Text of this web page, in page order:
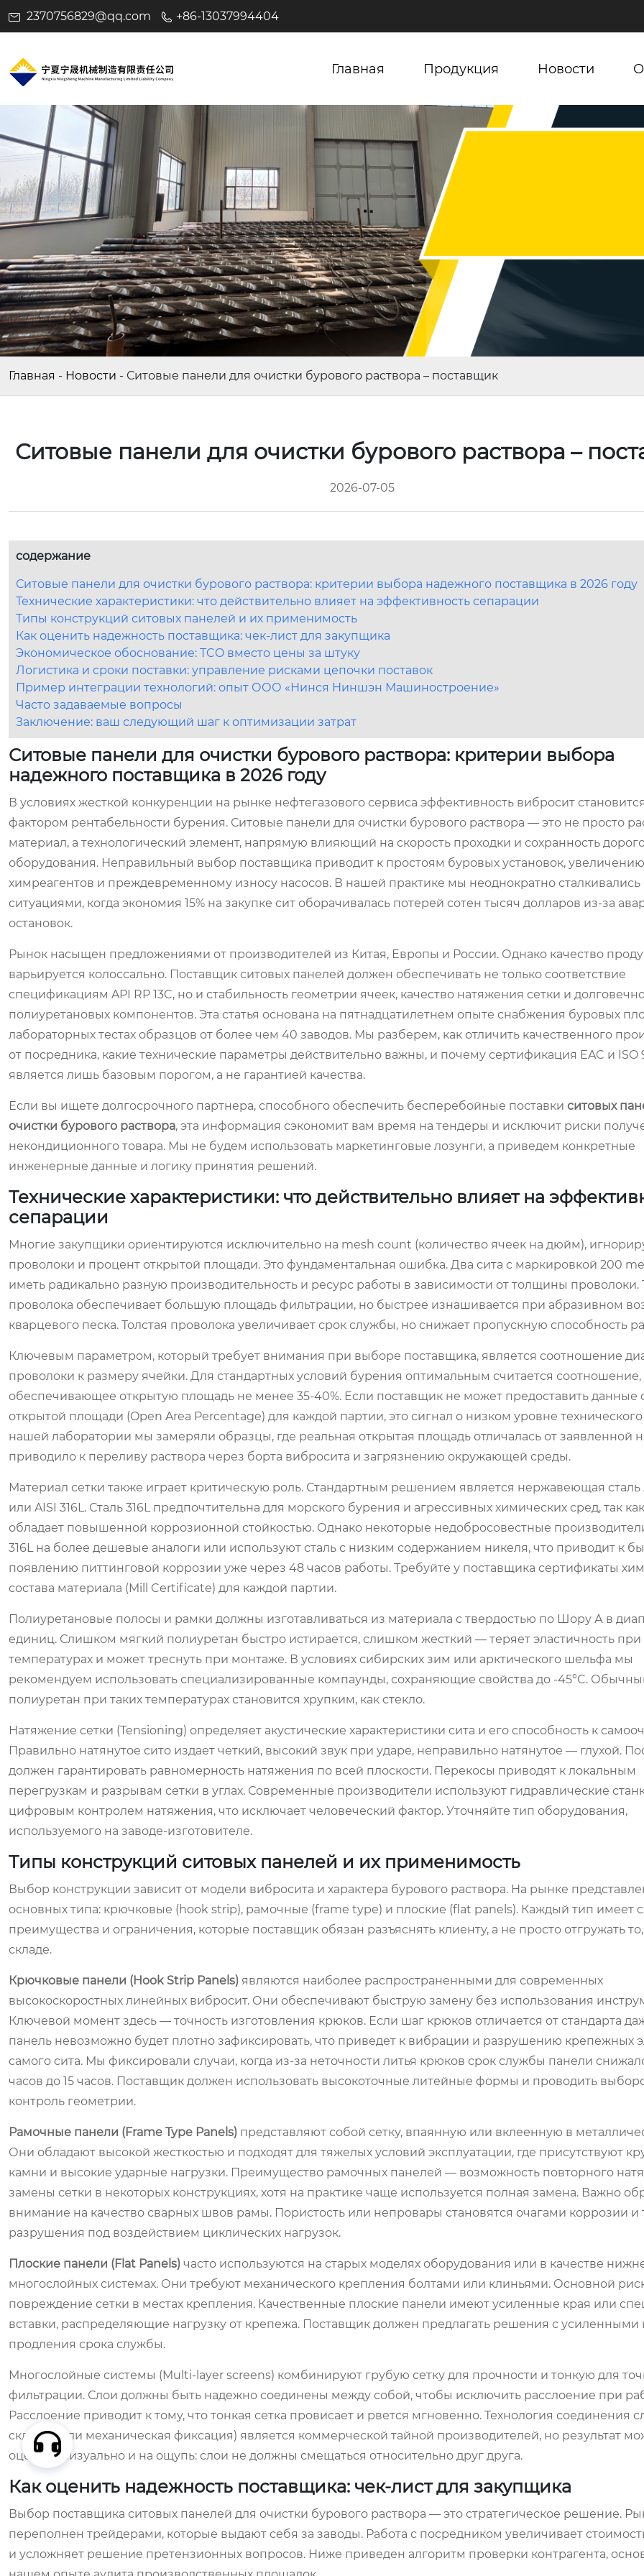
2370756829@qq.com +86-13037994404
Главная Продукция Новости
Главная - Новости - Ситовые панели для очистки бурового раствора – поставщик
Ситовые панели для очистки бурового раствора –
2026-07-05
содержание
Ситовые панели для очистки бурового раствора: критерии выбора надежного поставщика в 2026 году
Технические характеристики: что действительно влияет на эффективность сепарации
Типы конструкций ситовых панелей и их применимость
Как оценить надежность поставщика: чек-лист для закупщика
Экономическое обоснование: TCO вместо цены за штуку
Логистика и сроки поставки: управление рисками цепочки поставок
Пример интеграции технологий: опыт ООО «Нинся Ниншэн Машиностроение»
Часто задаваемые вопросы
Заключение: ваш следующий шаг к оптимизации затрат
Ситовые панели для очистки бурового раствора: критерии выбора
надежного поставщика в 2026 году
В условиях жесткой конкуренции на рынке нефтегазового сервиса эффективность вибросит
фактором рентабельности бурения. Ситовые панели для очистки бурового раствора — это не просто
материал, а технологический элемент, напрямую влияющий на скорость проходки и сохранность
оборудования. Неправильный выбор поставщика приводит к простоям буровых установок, увеличению
химреагентов и преждевременному износу насосов. В нашей практике мы неоднократно сталкивались
ситуациями, когда экономия 15% на закупке сит оборачивалась потерей сотен тысяч долларов из-за
остановок.
Рынок насыщен предложениями от производителей из Китая, Европы и России. Однако качество
варьируется колоссально. Поставщик ситовых панелей должен обеспечивать не только соответствие
спецификациям API RP 13C, но и стабильность геометрии ячеек, качество натяжения сетки и
полиуретановых компонентов. Эта статья основана на пятнадцатилетнем опыте снабжения буровых
лабораторных тестах образцов от более чем 40 заводов. Мы разберем, как отличить качественного
от посредника, какие технические параметры действительно важны, и почему сертификация EAC и ISO
является лишь базовым порогом, а не гарантией качества.
Если вы ищете долгосрочного партнера, способного обеспечить бесперебойные поставки ситовых
очистки бурового раствора, эта информация сэкономит вам время на тендеры и исключит риски
некондиционного товара. Мы не будем использовать маркетинговые лозунги, а приведем конкретные
инженерные данные и логику принятия решений.
Технические характеристики: что действительно влияет на
сепарации
Многие закупщики ориентируются исключительно на mesh count (количество ячеек на дюйм),
проволоки и процент открытой площади. Это фундаментальная ошибка. Два сита с маркировкой 200
иметь радикально разную производительность и ресурс работы в зависимости от толщины проволоки.
проволока обеспечивает большую площадь фильтрации, но быстрее изнашивается при абразивном
кварцевого песка. Толстая проволока увеличивает срок службы, но снижает пропускную способность
Ключевым параметром, который требует внимания при выборе поставщика, является соотношение
проволоки к размеру ячейки. Для стандартных условий бурения оптимальным считается соотношение,
обеспечивающее открытую площадь не менее 35-40%. Если поставщик не может предоставить данные
открытой площади (Open Area Percentage) для каждой партии, это сигнал о низком уровне
нашей лаборатории мы замеряли образцы, где реальная открытая площадь отличалась от заявленной на
приводило к переливу раствора через борта вибросита и загрязнению окружающей среды.
Материал сетки также играет критическую роль. Стандартным решением является нержавеющая сталь
или AISI 316L. Сталь 316L предпочтительна для морского бурения и агрессивных химических сред, так
обладает повышенной коррозионной стойкостью. Однако некоторые недобросовестные
316L на более дешевые аналоги или используют сталь с низким содержанием никеля, что приводит к
появлению питтинговой коррозии уже через 48 часов работы. Требуйте у поставщика сертификаты
состава материала (Mill Certificate) для каждой партии.
Полиуретановые полосы и рамки должны изготавливаться из материала с твердостью по Шору А в
единиц. Слишком мягкий полиуретан быстро истирается, слишком жесткий — теряет эластичность при
температурах и может треснуть при монтаже. В условиях сибирских зим или арктического шельфа мы
рекомендуем использовать специализированные компаунды, сохраняющие свойства до -45°C.
полиуретан при таких температурах становится хрупким, как стекло.
Натяжение сетки (Tensioning) определяет акустические характеристики сита и его способность к
Правильно натянутое сито издает четкий, высокий звук при ударе, неправильно натянутое — глухой.
должен гарантировать равномерность натяжения по всей плоскости. Перекосы приводят к локальным
перегрузкам и разрывам сетки в углах. Современные производители используют гидравлические
цифровым контролем натяжения, что исключает человеческий фактор. Уточняйте тип оборудования,
используемого на заводе-изготовителе.
Типы конструкций ситовых панелей и их применимость
Выбор конструкции зависит от модели вибросита и характера бурового раствора. На рынке
основных типа: крючковые (hook strip), рамочные (frame type) и плоские (flat panels). Каждый тип имеет
преимущества и ограничения, которые поставщик обязан разъяснять клиенту, а не просто отгружать то,
складе.
Крючковые панели (Hook Strip Panels) являются наиболее распространенными для современных
высокоскоростных линейных вибросит. Они обеспечивают быструю замену без использования
Ключевой момент здесь — точность изготовления крюков. Если шаг крюков отличается от стандарта
панель невозможно будет плотно зафиксировать, что приведет к вибрации и разрушению крепежных
самого сита. Мы фиксировали случаи, когда из-за неточности литья крюков срок службы панели
часов до 15 часов. Поставщик должен использовать высокоточные литейные формы и проводить
контроль геометрии.
Рамочные панели (Frame Type Panels) представляют собой сетку, впаянную или вклеенную в
Они обладают высокой жесткостью и подходят для тяжелых условий эксплуатации, где присутствуют
камни и высокие ударные нагрузки. Преимущество рамочных панелей — возможность повторного
замены сетки в некоторых конструкциях, хотя на практике чаще используется полная замена. Важно
внимание на качество сварных швов рамы. Пористость или непровары становятся очагами коррозии и
разрушения под воздействием циклических нагрузок.
Плоские панели (Flat Panels) часто используются на старых моделях оборудования или в качестве
многослойных системах. Они требуют механического крепления болтами или клиньями. Основной
повреждение сетки в местах крепления. Качественные плоские панели имеют усиленные края или
вставки, распределяющие нагрузку от крепежа. Поставщик должен предлагать решения с усиленными
продления срока службы.
Многослойные системы (Multi-layer screens) комбинируют грубую сетку для прочности и тонкую для
фильтрации. Слои должны быть надежно соединены между собой, чтобы исключить расслоение при
Расслоение приводит к тому, что тонкая сетка провисает и рвется мгновенно. Технология соединения
склейка или механическая фиксация) является коммерческой тайной производителей, но результат
оценить визуально и на ощупь: слои не должны смещаться относительно друг друга.
Как оценить надежность поставщика: чек-лист для закупщика
Выбор поставщика ситовых панелей для очистки бурового раствора — это стратегическое решение.
переполнен трейдерами, которые выдают себя за заводы. Работа с посредником увеличивает
и усложняет решение претензионных вопросов. Ниже приведен алгоритм проверки контрагента,